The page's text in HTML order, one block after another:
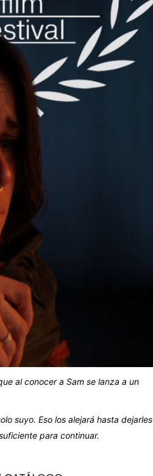
al conocer a Sam se lanza a un
suyo. Eso los alejará hasta dejarles
para continuar.